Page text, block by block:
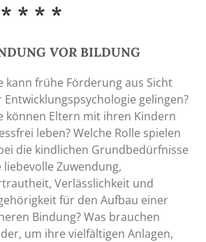
* * *
VOR BILDUNG
kann frühe Förderung aus Sicht
Entwicklungspsychologie gelingen?
können Eltern mit ihren Kindern
leben? Welche Rolle spielen
die kindlichen Grundbedürfnisse
liebevolle Zuwendung,
Verlässlichkeit und
für den Aufbau einer
Bindung? Was brauchen
um ihre vielfältigen Anlagen,